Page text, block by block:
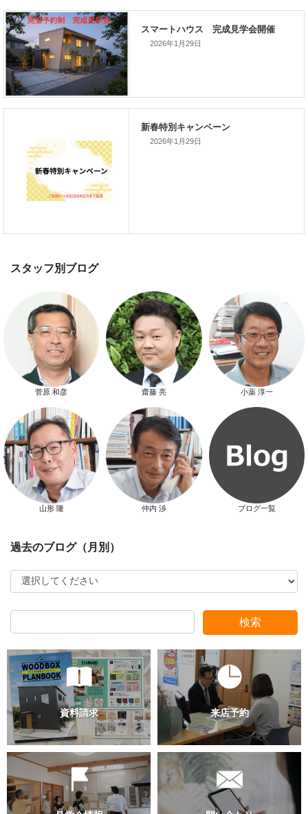
前の記事
家づくりこぼれ話！
次の記事
家づくりこぼれ話！
家づくり完成見学会を完全予約制
て開催します！！無事終了いたし
した。
スマートハウス 完成見学会開催
2026年1月29日
2026年1月29日
スタッフ別ブログ
菅原 和彦 齋藤 亮 小薬 淳一
山形 隆 仲内 渉 ブログ一覧
検索